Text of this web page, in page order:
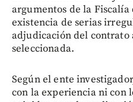
argumentos de la Fiscalía
existencia de serias
adjudicación del contrato
seleccionada.
Según el ente
con la experiencia ni con